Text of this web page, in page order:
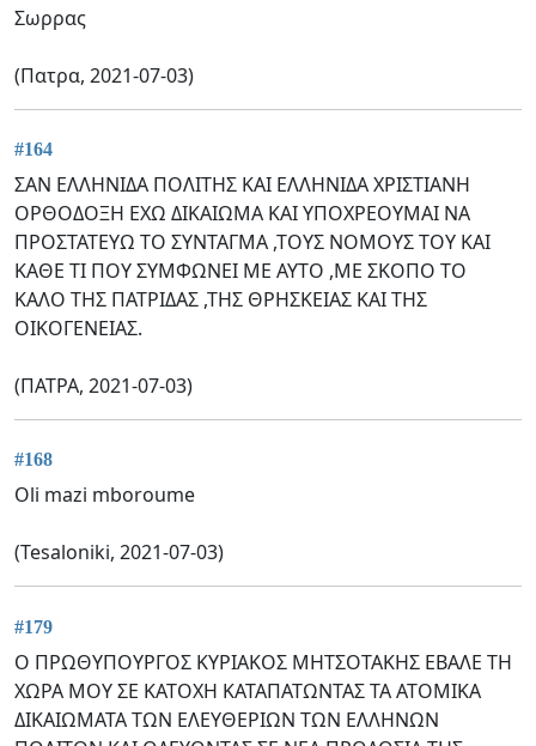
Σωρρας
(Πατρα, 2021-07-03)
#164
ΣΑΝ ΕΛΛΗΝΙΔΑ ΠΟΛΙΤΗΣ ΚΑΙ ΕΛΛΗΝΙΔΑ ΧΡΙΣΤΙΑΝΗ
ΟΡΘΟΔΟΞΗ ΕΧΩ ΔΙΚΑΙΩΜΑ ΚΑΙ ΥΠΟΧΡΕΟΥΜΑΙ ΝΑ
ΠΡΟΣΤΑΤΕΥΩ ΤΟ ΣΥΝΤΑΓΜΑ ,ΤΟΥΣ ΝΟΜΟΥΣ ΤΟΥ ΚΑΙ
ΚΑΘΕ ΤΙ ΠΟΥ ΣΥΜΦΩΝΕΙ ΜΕ ΑΥΤΟ ,ΜΕ ΣΚΟΠΟ ΤΟ
ΚΑΛΟ ΤΗΣ ΠΑΤΡΙΔΑΣ ,ΤΗΣ ΘΡΗΣΚΕΙΑΣ ΚΑΙ ΤΗΣ
ΟΙΚΟΓΕΝΕΙΑΣ.
(ΠΑΤΡΑ, 2021-07-03)
#168
Oli mazi mboroume
(Tesaloniki, 2021-07-03)
#179
Ο ΠΡΩΘΥΠΟΥΡΓΟΣ ΚΥΡΙΑΚΟΣ ΜΗΤΣΟΤΑΚΗΣ ΕΒΑΛΕ ΤΗ
ΧΩΡΑ ΜΟΥ ΣΕ ΚΑΤΟΧΗ ΚΑΤΑΠΑΤΩΝΤΑΣ ΤΑ ΑΤΟΜΙΚΑ
ΔΙΚΑΙΩΜΑΤΑ ΤΩΝ ΕΛΕΥΘΕΡΙΩΝ ΤΩΝ ΕΛΛΗΝΩΝ